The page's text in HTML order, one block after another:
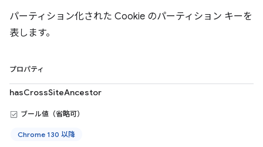
パーティション化された Cookie のパーティション キーを
表します。
プロパティ
hasCrossSiteAncestor
ブール値（省略可）
Chrome 130 以降